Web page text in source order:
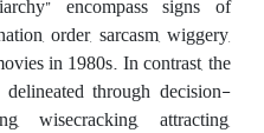
order, sarcasm, wiggery,
in 1980s. In contrast, the
through decision-
wisecracking, attracting,